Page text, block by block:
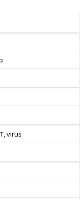
virus